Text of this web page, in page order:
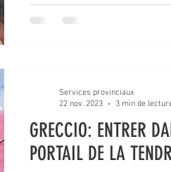
GRECCIO: ENTRER
PORTAIL DE LA
Services provinciaux
22 nov. 2023
3 min de